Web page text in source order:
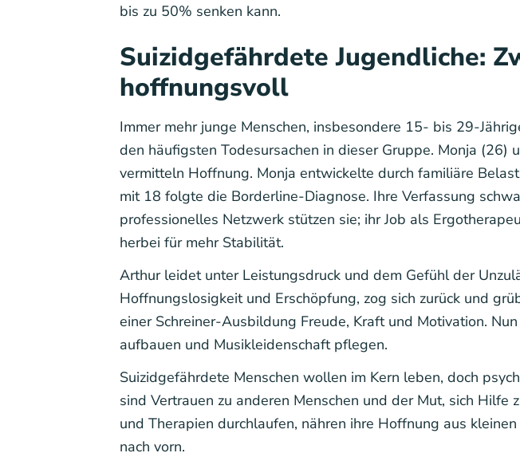
bis zu 50% senken kann.
Suizidgefährdete Jugendliche:
hoffnungsvoll
Immer mehr junge Menschen, insbesondere 15- bis 29-
den häufigsten Todesursachen in dieser Gruppe. Monja
vermitteln Hoffnung. Monja entwickelte durch familiäre
mit 18 folgte die Borderline-Diagnose. Ihre Verfassung
professionelles Netzwerk stützen sie; ihr Job als
herbei für mehr Stabilität.
Arthur leidet unter Leistungsdruck und dem Gefühl der
Hoffnungslosigkeit und Erschöpfung, zog sich zurück und
einer Schreiner-Ausbildung Freude, Kraft und Motivation.
aufbauen und Musikleidenschaft pflegen.
Suizidgefährdete Menschen wollen im Kern leben, doch
sind Vertrauen zu anderen Menschen und der Mut, sich
und Therapien durchlaufen, nähren ihre Hoffnung aus
nach vorn.